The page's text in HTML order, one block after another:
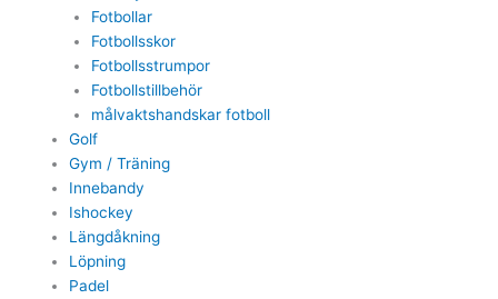
Fotbollar
Fotbollsskor
Fotbollsstrumpor
Fotbollstillbehör
målvaktshandskar fotboll
Golf
Gym / Träning
Innebandy
Ishockey
Längdåkning
Löpning
Padel